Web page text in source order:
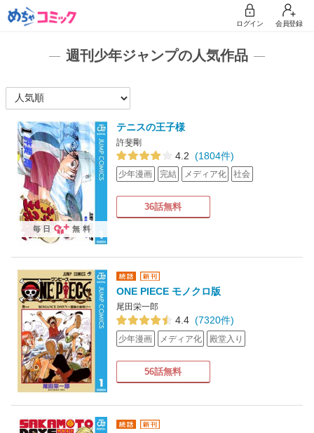
ログイン 会員登録
週刊少年ジャンプの人気作品
テニスの王子様
許斐剛
4.2 (1804件)
少年漫画 完結 メディア化 社会
36話無料
毎日 無料
ONE PIECE モノクロ版
尾田栄一郎
4.4 (7320件)
少年漫画 メディア化 殿堂入り
56話無料